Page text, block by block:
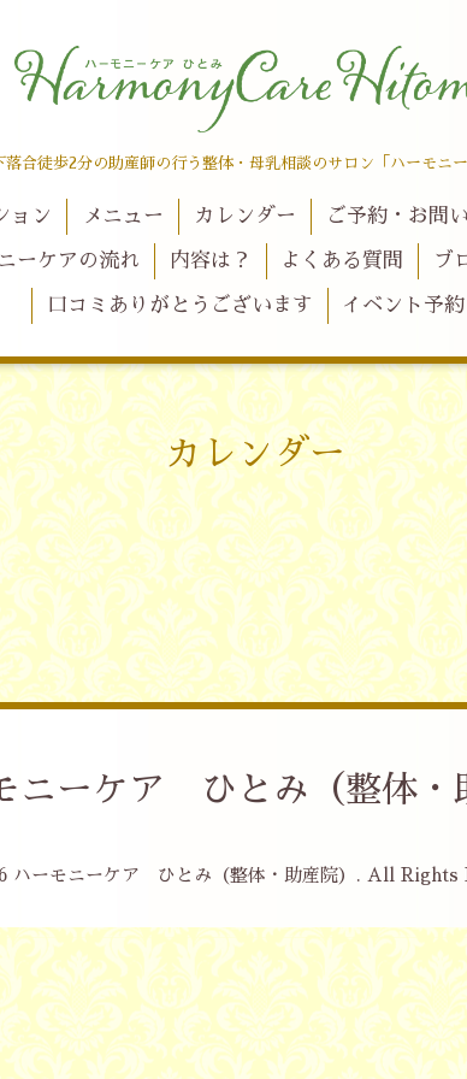
落合徒歩2分の助産師の行う整体・母乳相談のサロン「ハーモニー
ョン メニュー カレンダー ご予約・お問
ーケアの流れ 内容は？ よくある質問 ブ
口コミありがとうございます イベント予約
カレンダー
ニーケア ひとみ（整体・
ハーモニーケア ひとみ（整体・助産院） . All Rights